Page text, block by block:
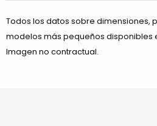
Todos los datos sobre dimensiones,
modelos más pequeños disponibles
Imagen no contractual.